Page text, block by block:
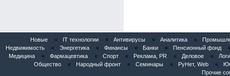
Новые « IT технологии « Антивирусы « Аналитика «
Недвижимость
« Энергетика « Финансы « Банки « Пенсионный фонд
Медицина
« Фармацевтика « Спорт « Реклама, PR « Деловое «
Общество
« Народный фронт « Семинары « РуНет, Web «
Прочие